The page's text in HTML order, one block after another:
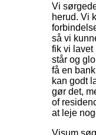
Vi
herud. Vi
så vi
fik vi lavet
står og
få en
kan godt
gør det,
of
at leje
Visum